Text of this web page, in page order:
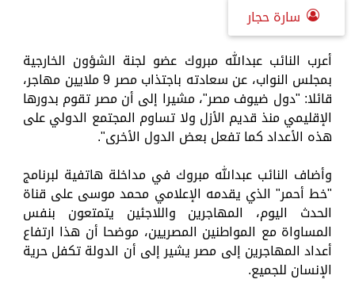
سارة حجار
أعرب النائب عبدالله مبروك عضو لجنة الشؤون الخارجية
بمجلس النواب، عن سعادته باجتذاب مصر 9 ملايين مهاجر،
قائلا: "دول ضيوف مصر"، مشيرا إلى أن مصر تقوم بدورها
الإقليمي منذ قديم الأزل ولا تساوم المجتمع الدولي على
هذه الأعداد كما تفعل بعض الدول الأخرى".
وأضاف النائب عبدالله مبروك في مداخلة هاتفية لبرنامج
"خط أحمر" الذي يقدمه الإعلامي محمد موسى على قناة
الحدث اليوم، المهاجرين واللاجئين يتمتعون بنفس
المساواة مع المواطنين المصريين، موضحا أن هذا ارتفاع
أعداد المهاجرين إلى مصر يشير إلى أن الدولة تكفل حرية
الإنسان للجميع.